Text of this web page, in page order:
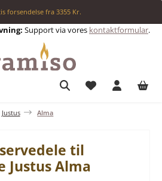
forsendelse fra 3355 Kr.
Support via vores kontaktformular.
Du har 0
Justus Alma
til
Justus Alma